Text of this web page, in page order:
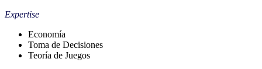
Expertise
Economía
Toma de Decisiones
Teoría de Juegos